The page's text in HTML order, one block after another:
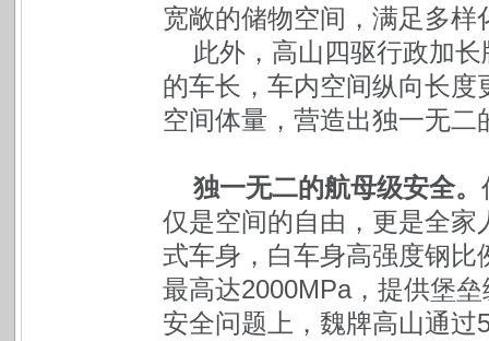
宽敞的储物空间，满足多样
此外，高山四驱行政加
的车长，车内空间纵向长
空间体量，营造出独一无二
独一无二的航母级安全。
仅是空间的自由，更是全家
式车身， 白车身高强度钢比
最高达2000MPa，提供堡
安全问题上，魏牌高山通